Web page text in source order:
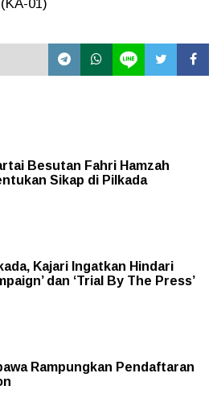
01)
Besutan Fahri Hamzah
Sikap di Pilkada
Kajari Ingatkan Hindari
dan ‘Trial By The Press’
Rampungkan Pendaftaran